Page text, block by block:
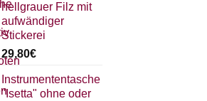
hellgrauer Filz mit
aufwändiger
Stickerei
29,80€
Instrumententasche
"Isetta" ohne oder